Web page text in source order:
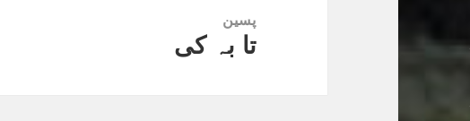
پسین
نوشته
تا بہ کی